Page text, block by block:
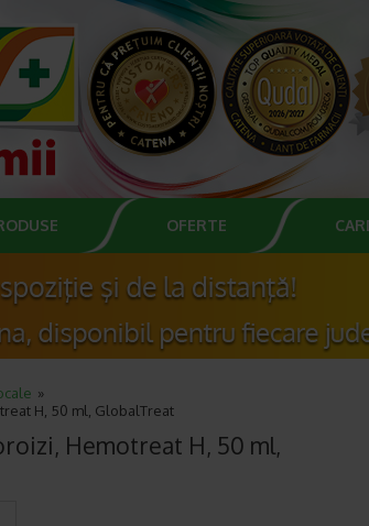
OFERTE
H, 50 ml, GlobalTreat
Hemotreat H, 50 ml,